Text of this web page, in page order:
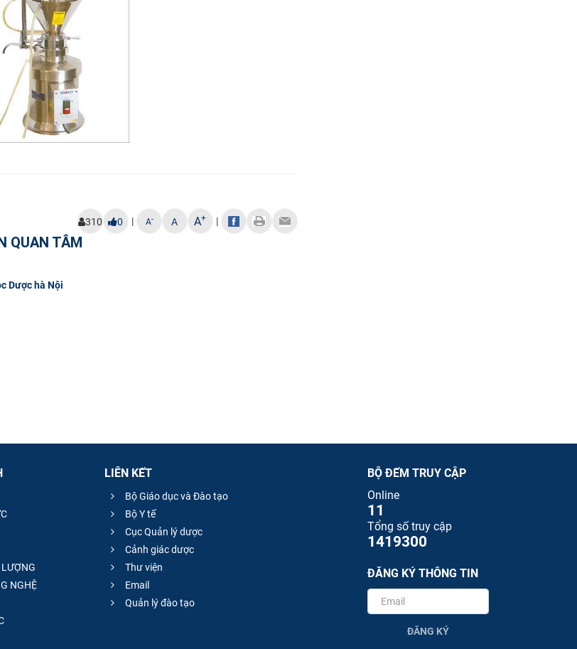
310 0 | A- A A+ |
QUAN TÂM
Dược hà Nội
NGHỆ
LIÊN KẾT
Bộ Giáo dục và Đào tạo
Bộ Y tế
Cục Quản lý dược
Cảnh giác dược
Thư viện
Email
Quản lý đào tạo
BỘ ĐẾM TRUY CẬP
Online
11
Tổng số truy cập
1419300
ĐĂNG KÝ THÔNG TIN
ĐĂNG KÝ